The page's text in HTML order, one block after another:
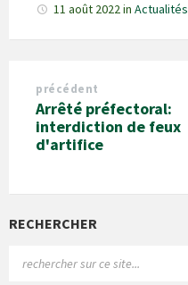
11 août 2022in Actualités
précédent
Arrêté préfectoral:
interdiction de feux
d'artifice
RECHERCHER